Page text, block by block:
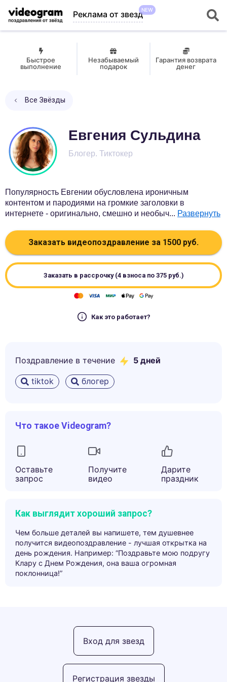
Реклама от звездNEW
Быстрое
выполнение
Незабываемый
подарок
Гарантия возврата
денег
Все Звёзды
Евгения Сульдина
Блогер. Тиктокер
Популярность Евгении обусловлена ироничным
контентом и пародиями на громкие заголовки в
интернете - оригинально, смешно и необыч... Развернуть
Заказать видеопоздравление за 1500 руб.
Заказать в рассрочку (4 взноса по 375руб.)
Как это работает?
Поздравление в течение 5 дней
tiktok блогер
Что такое Videogram?
Оставьте
запрос
Получите
видео
Дарите
праздник
Как выглядит хороший запрос?
Чем больше деталей вы напишете, тем душевнее
получится видеопоздравление - лучшая открытка на
день рождения. Например: “Поздравьте мою подругу
Клару с Днем Рождения, она ваша огромная
поклонница!”
Регистрация звезды
Вход для звезд